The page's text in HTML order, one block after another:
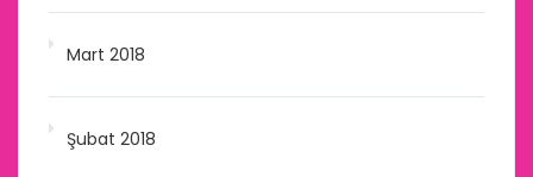
Mart 2018
Şubat 2018